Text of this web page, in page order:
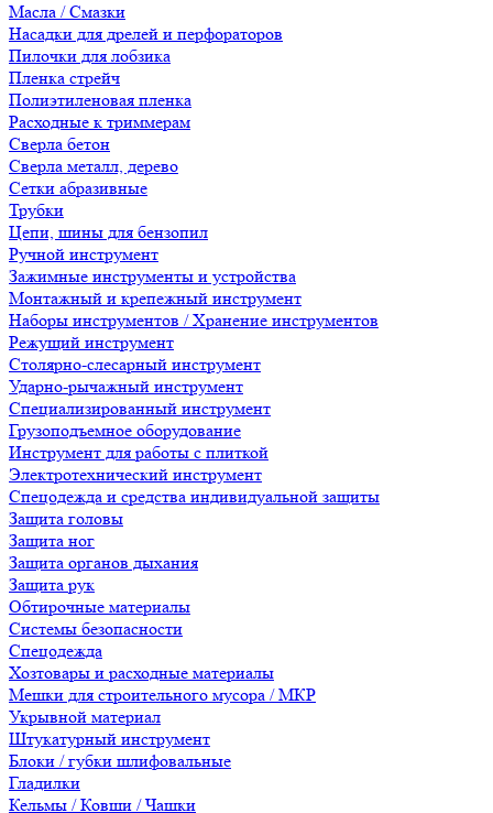
Масла / Смазки
Насадки для дрелей и перфораторов
Пилочки для лобзика
Пленка стрейч
Полиэтиленовая пленка
Расходные к триммерам
Сверла бетон
Сверла металл, дерево
Сетки абразивные
Трубки
Цепи, шины для бензопил
Ручной инструмент
Зажимные инструменты и устройства
Монтажный и крепежный инструмент
Наборы инструментов / Хранение инструментов
Режущий инструмент
Столярно-слесарный инструмент
Ударно-рычажный инструмент
Специализированный инструмент
Грузоподъемное оборудование
Инструмент для работы с плиткой
Электротехнический инструмент
Спецодежда и средства индивидуальной защиты
Защита головы
Защита ног
Защита органов дыхания
Защита рук
Обтирочные материалы
Системы безопасности
Спецодежда
Хозтовары и расходные материалы
Мешки для строительного мусора / МКР
Укрывной материал
Штукатурный инструмент
Блоки / губки шлифовальные
Гладилки
Кельмы / Ковши / Чашки